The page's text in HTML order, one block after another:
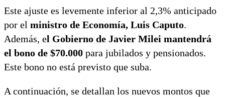
Este ajuste es levemente inferior al 2,3% anticipado
por el ministro de Economía, Luis Caputo.
Además, el Gobierno de Javier Milei mantendrá
el bono de $70.000 para jubilados y pensionados.
Este bono no está previsto que suba.
A continuación, se detallan los nuevos montos que